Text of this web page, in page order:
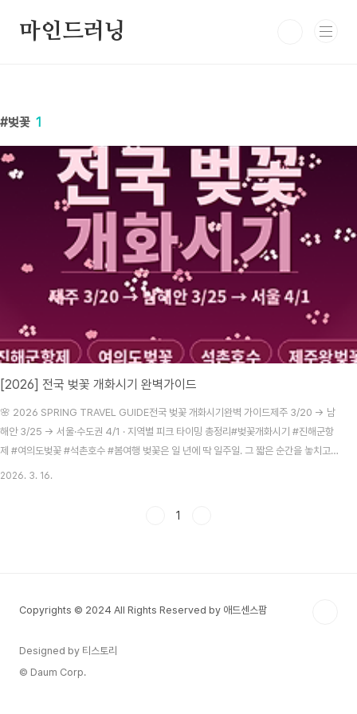
마인드러닝
벚꽃 1
[2026] 전국 벚꽃 개화시기 완벽가이드
🌸 2026 SPRING TRAVEL GUIDE전국 벚꽃 개화시기완벽 가이드제주 3/20 → 남
해안 3/25 → 서울·수도권 4/1 · 지역별 피크 타이밍 총정리#벚꽃개화시기 #진해군항
제 #여의도벚꽃 #석촌호수 #봄여행 벚꽃은 일 년에 딱 일주일. 그 짧은 순간을 놓치고
나면, 다음 해를 기약해야 합니다.매년 봄이 되면 다들 한 번씩 경험하죠. "이번 주말에
2026. 3. 16.
1
Copyrights © 2024 All Rights Reserved by 애드센스팜
Designed by 티스토리
© Daum Corp.